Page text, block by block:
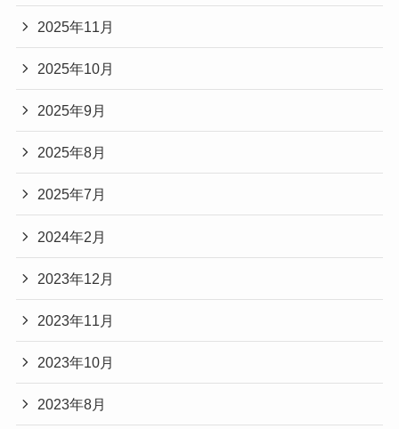
2025年11月
2025年10月
2025年9月
2025年8月
2025年7月
2024年2月
2023年12月
2023年11月
2023年10月
2023年8月